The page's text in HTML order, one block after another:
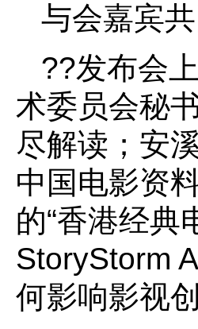
与会嘉宾
??发布会
术委员会秘
尽解读；安
中国电影资
的“香港经典
StoryStorm
何影响影视